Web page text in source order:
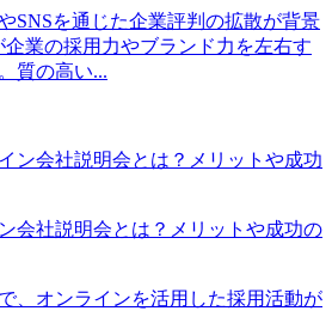
SNSを通じた企業評判の拡散が背景
業の採用力やブランド力を左右す
質の高い...
会社説明会とは？メリットや成功の
、オンラインを活用した採用活動が